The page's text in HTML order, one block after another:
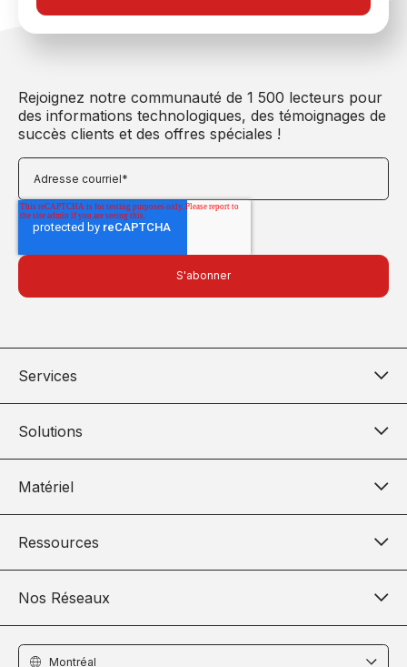
Rejoignez notre communauté de 1 500 lecteurs pour
des informations technologiques, des témoignages de
succès clients et des offres spéciales !
Locations
Services
Solutions
Matériel
Ressources
Nos Réseaux